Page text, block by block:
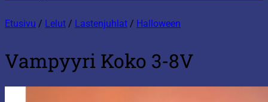
Etusivu / Lelut / Lastenjuhlat / Halloween
Vampyyri Koko 3-8V